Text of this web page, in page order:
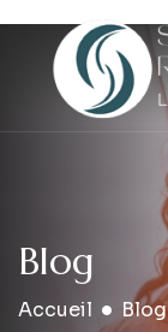
Blog
Accueil Blog